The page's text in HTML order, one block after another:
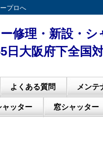
プロへ
修理・新設・シ
日大阪府下全国
よくある質問 メンテ
ャッター 窓シャッター